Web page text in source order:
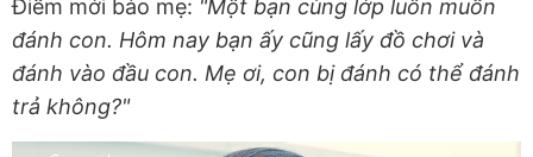
Điềm mới bảo mẹ: "Một bạn cùng lớp luôn muốn
đánh con. Hôm nay bạn ấy cũng lấy đồ chơi và
đánh vào đầu con. Mẹ ơi, con bị đánh có thể đánh
trả không?"